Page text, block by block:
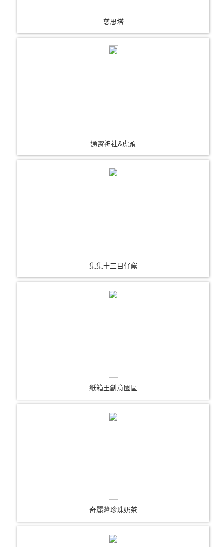
慈恩塔
通霄神社&虎頭
集集十三目仔窯
紙箱王創意園區
奇麗灣珍珠奶茶